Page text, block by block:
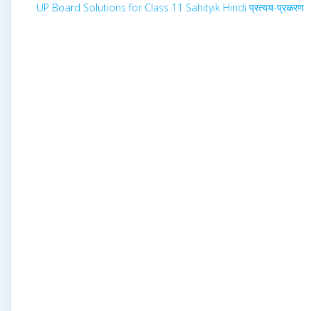
UP Board Solutions for Class 11 Sahityik Hindi प्रत्यय-प्रकरण